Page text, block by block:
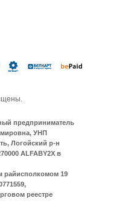
предприниматель
УНП
Логойский р-н
ALFABY2X в
райисполкомом 19
реестре